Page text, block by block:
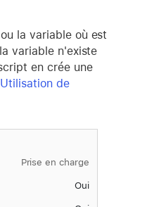
la variable où est
variable n'existe
en crée une
Utilisation de
Prise en charge
Oui